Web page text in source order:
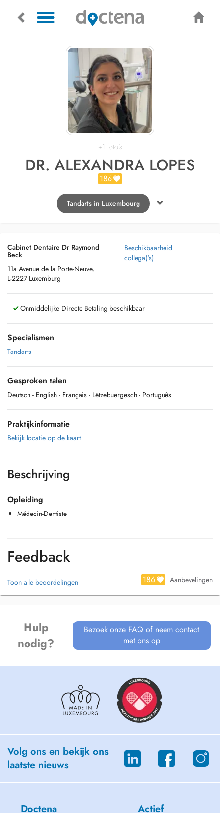
+1 foto's
DR. ALEXANDRA LOPES
186
Tandarts in Luxembourg
Cabinet Dentaire Dr Raymond
Beck
11a Avenue de la Porte-Neuve,
L-2227 Luxemburg
Beschikbaarheid
collega('s)
Onmiddelijke Directe Betaling beschikbaar
Specialismen
Tandarts
Gesproken talen
Deutsch - English - Français - Lëtzebuergesch - Português
Praktijkinformatie
Bekijk locatie op de kaart
Beschrijving
Opleiding
Médecin-Dentiste
Feedback
Toon alle beoordelingen 186 Aanbevelingen
Hulp
nodig?
Bezoek onze FAQ of neem contact
met ons op
Volg ons en bekijk ons
laatste nieuws
Doctena Actief